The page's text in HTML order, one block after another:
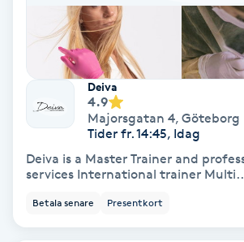
Läpptatuering
Makeup
Manikyr & Pedikyr
Massage
Deiva
4.9
Majorsgatan 4, Göteborg
Tider fr. 14:45, Idag
Deiva is a Master Trainer and
services International trainer
Betala senare Presentkort